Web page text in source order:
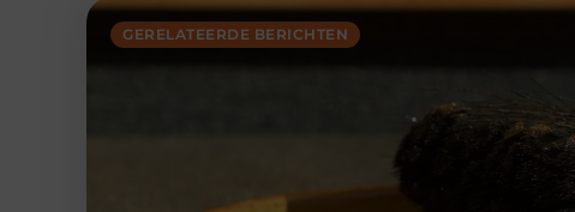
GERELATEERDE BERICHTEN